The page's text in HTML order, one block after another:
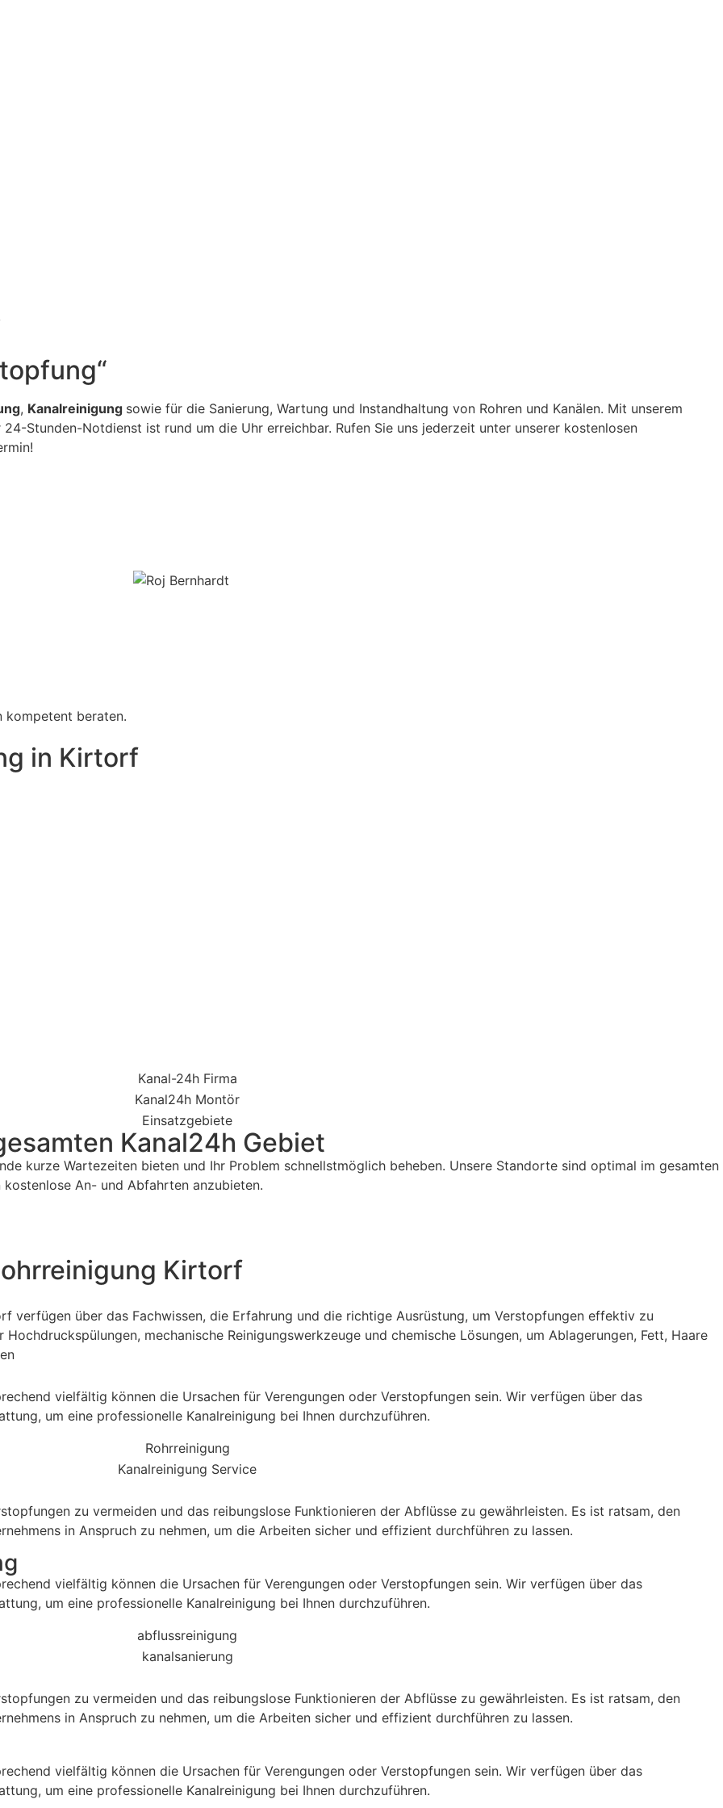
, Kanalreinigung sowie für die Sanierung, Wartung und Instandhaltung von Rohren und Kanälen. Mit unserem
Stunden-Notdienst ist rund um die Uhr erreichbar. Rufen Sie uns jederzeit unter unserer kostenlosen
kompetent beraten.
in Kirtorf
Kanal24h Gebiet
kurze Wartezeiten bieten und Ihr Problem schnellstmöglich beheben. Unsere Standorte sind optimal im gesamten
An- und Abfahrten anzubieten.
Kirtorf
verfügen über das Fachwissen, die Erfahrung und die richtige Ausrüstung, um Verstopfungen effektiv zu
mechanische Reinigungswerkzeuge und chemische Lösungen, um Ablagerungen, Fett, Haare
vielfältig können die Ursachen für Verengungen oder Verstopfungen sein. Wir verfügen über das
um eine professionelle Kanalreinigung bei Ihnen durchzuführen.
zu vermeiden und das reibungslose Funktionieren der Abflüsse zu gewährleisten. Es ist ratsam, den
in Anspruch zu nehmen, um die Arbeiten sicher und effizient durchführen zu lassen.
vielfältig können die Ursachen für Verengungen oder Verstopfungen sein. Wir verfügen über das
um eine professionelle Kanalreinigung bei Ihnen durchzuführen.
zu vermeiden und das reibungslose Funktionieren der Abflüsse zu gewährleisten. Es ist ratsam, den
in Anspruch zu nehmen, um die Arbeiten sicher und effizient durchführen zu lassen.
vielfältig können die Ursachen für Verengungen oder Verstopfungen sein. Wir verfügen über das
um eine professionelle Kanalreinigung bei Ihnen durchzuführen.